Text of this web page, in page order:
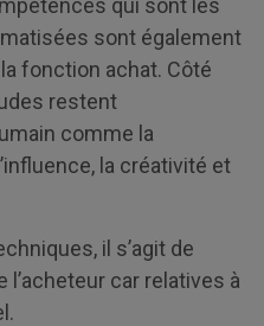
qui sont les
sont également
fonction achat. Côté
restent
comme la
la créativité et
il s’agit de
car relatives à